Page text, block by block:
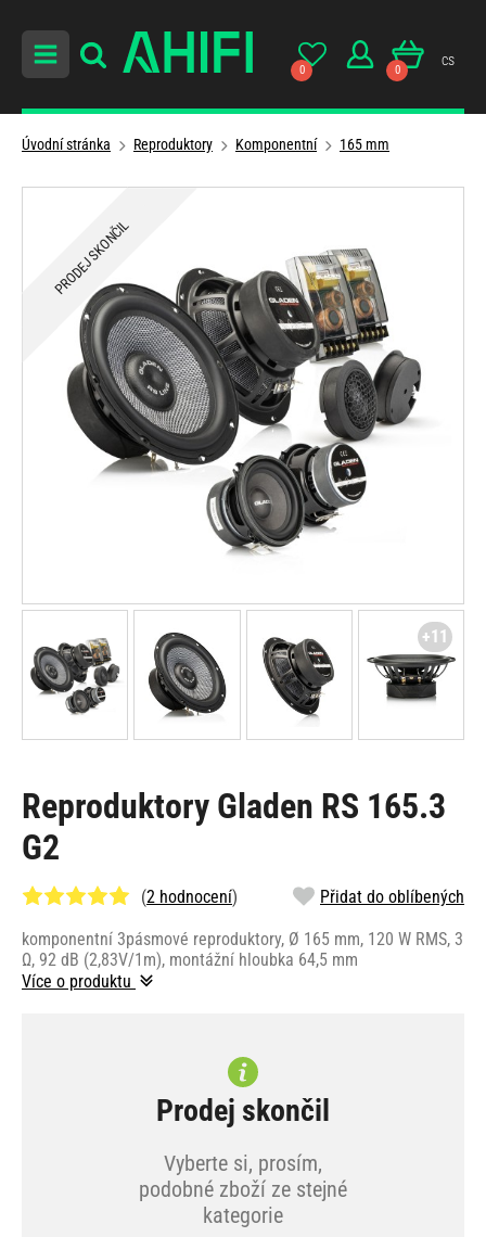
0 0
cs
Úvodní stránka Reproduktory Komponentní 165 mm
Reproduktory Gladen RS 165.3
G2
(2 hodnocení) Přidat do oblíbených
komponentní 3pásmové reproduktory, Ø 165 mm, 120 W RMS, 3
Ω, 92 dB (2,83V/1m), montážní hloubka 64,5 mm
Více o produktu
Prodej skončil
Vyberte si, prosím,
podobné zboží ze stejné
kategorie
PRODEJ SKONČIL
+11